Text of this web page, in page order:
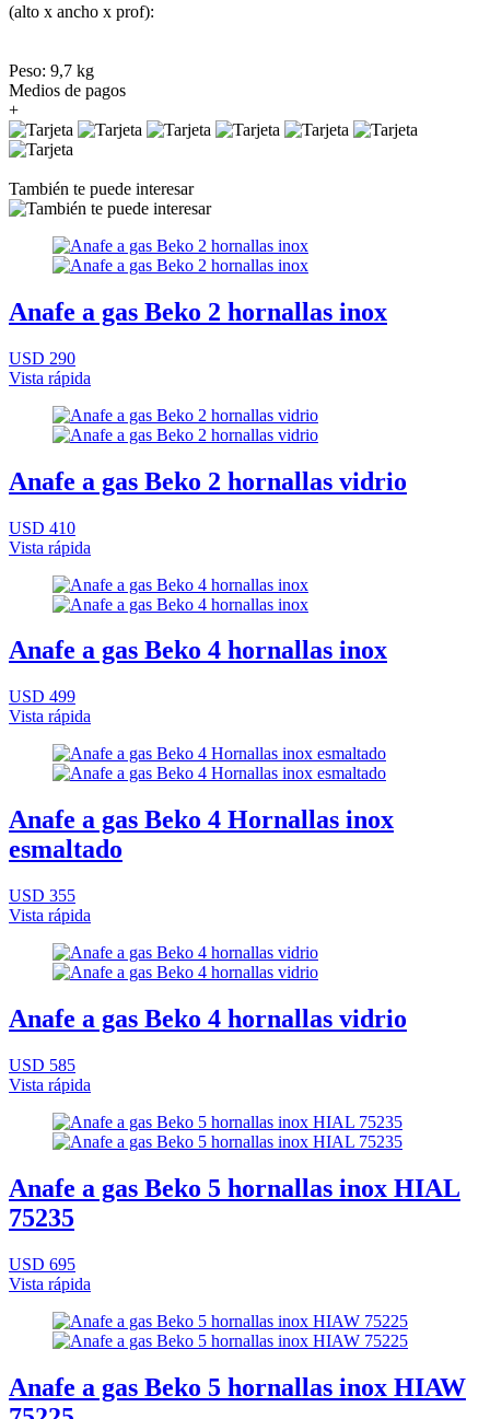
(alto x ancho x prof):
Peso: 9,7 kg
Medios de pagos
+
También te puede interesar
Anafe a gas Beko 2 hornallas inox
USD 290
Vista rápida
Anafe a gas Beko 2 hornallas vidrio
USD 410
Vista rápida
Anafe a gas Beko 4 hornallas inox
USD 499
Vista rápida
Anafe a gas Beko 4 Hornallas inox
esmaltado
USD 355
Vista rápida
Anafe a gas Beko 4 hornallas vidrio
USD 585
Vista rápida
Anafe a gas Beko 5 hornallas inox HIAL
75235
USD 695
Vista rápida
Anafe a gas Beko 5 hornallas inox HIAW